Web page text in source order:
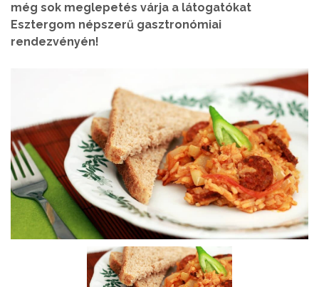
még sok meglepetés várja a látogatókat
Esztergom népszerű gasztronómiai
rendezvényén!